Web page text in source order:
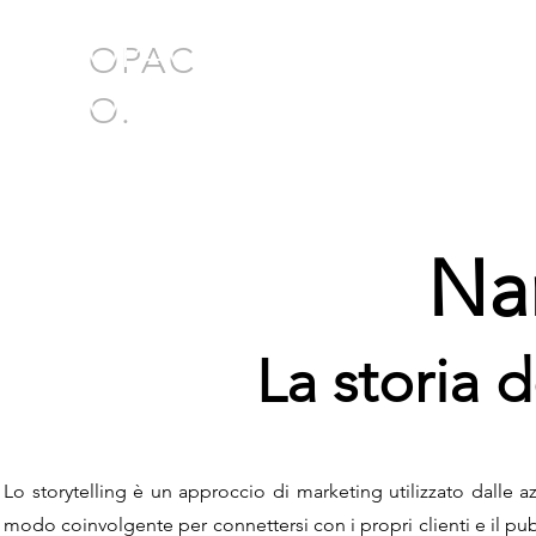
OPAC
O.
La storia
Lo storytelling è un approccio di marketing utilizzato dalle
modo coinvolgente per connettersi con i propri clienti e il